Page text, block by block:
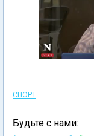
СПОРТ
Будьте с нами: